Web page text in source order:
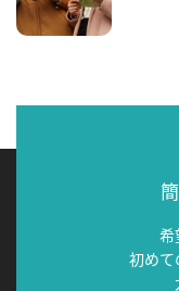
希
初めて